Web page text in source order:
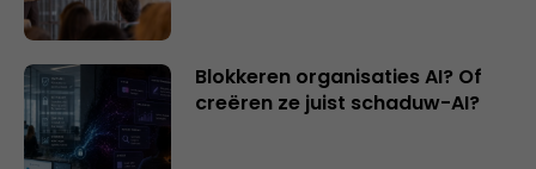
Blokkeren organisaties AI? Of
creëren ze juist schaduw-AI?